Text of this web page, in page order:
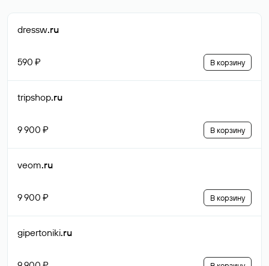
dressw.ru
590 ₽ В корзину
tripshop.ru
9 900 ₽ В корзину
veom.ru
9 900 ₽ В корзину
gipertoniki.ru